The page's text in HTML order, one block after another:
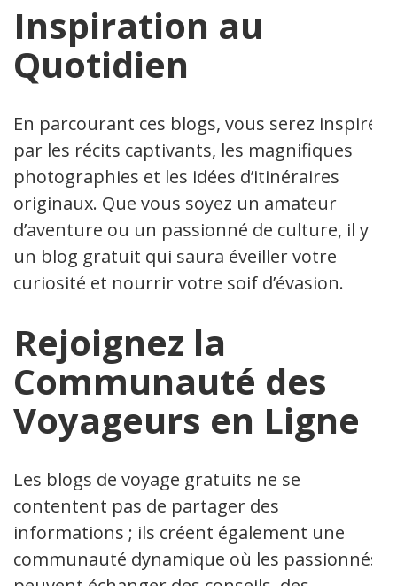
Inspiration au
Quotidien
En parcourant ces blogs, vous serez inspiré
par les récits captivants, les magnifiques
photographies et les idées d’itinéraires
originaux. Que vous soyez un amateur
d’aventure ou un passionné de culture, il y a
un blog gratuit qui saura éveiller votre
curiosité et nourrir votre soif d’évasion.
Rejoignez la
Communauté des
Voyageurs en Ligne
Les blogs de voyage gratuits ne se
contentent pas de partager des
informations ; ils créent également une
communauté dynamique où les passionnés